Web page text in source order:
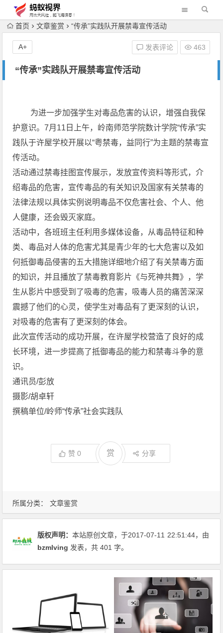
首页 文章鉴赏 “传承”实践队开展禁毒宣传活动
“传承”实践队开展禁毒宣传活动
发表评论 463
A+
所属分类： 文章鉴赏
为进一步加强学生对毒品危害的认识，增强自我保
护意识。7月11日上午，岭南师范学院数计学院“传承”实
践队于许屋学校开展以“粤禁毒，益同行”为主题的禁毒宣
传活动。
活动通过禁毒挂图宣传展示，发放宣传资料等形式，介
绍毒品的危害，宣传毒品的有关知识及国家有关禁毒的
法律法规以具体实例说明毒品不仅危害社会、个人、他
人健康，还会毁灭家庭。
活动中，各班班主任利用多媒体设备，从毒品特征和种
类、毒品对人体的危害尤其是青少年的七大危害以及如
何抵御毒品侵害的五大措施详细地介绍了有关禁毒方面
的知识，并且播放了禁毒教育影片《与死神共舞》，学
生从影片中感受到了吸毒的危害，吸毒人员的痛苦深深
震撼了他们的心灵，使学生对毒品有了更深刻的认识，
对吸毒的危害有了更深刻的体会。
此次宣传活动的成功开展，在许屋学校营造了良好的成
长环境，进一步提高了抵御毒品的能力和禁毒斗争的意
识。
通讯员/彭放
摄影/胡卓轩
撰稿单位/岭师“传承”社会实践队
赞0 赏 分享
版权声明：本站原创文章，于2017-07-11 22:51:44，由
bzmlving 发表，共 401 字。